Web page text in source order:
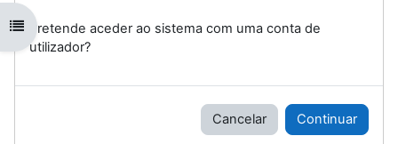
Abrir índice da disciplina
Pretende aceder ao sistema com uma conta de
utilizador?
Cancelar Continuar